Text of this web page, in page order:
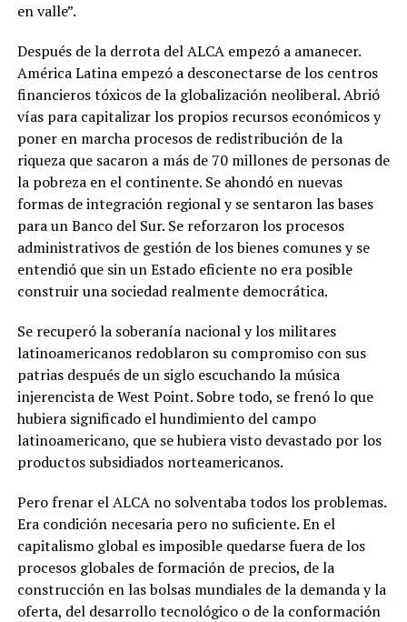
en valle”.
Después de la derrota del ALCA empezó a amanecer.
América Latina empezó a desconectarse de los centros
financieros tóxicos de la globalización neoliberal. Abrió
vías para capitalizar los propios recursos económicos y
poner en marcha procesos de redistribución de la
riqueza que sacaron a más de 70 millones de personas de
la pobreza en el continente. Se ahondó en nuevas
formas de integración regional y se sentaron las bases
para un Banco del Sur. Se reforzaron los procesos
administrativos de gestión de los bienes comunes y se
entendió que sin un Estado eficiente no era posible
construir una sociedad realmente democrática.
Se recuperó la soberanía nacional y los militares
latinoamericanos redoblaron su compromiso con sus
patrias después de un siglo escuchando la música
injerencista de West Point. Sobre todo, se frenó lo que
hubiera significado el hundimiento del campo
latinoamericano, que se hubiera visto devastado por los
productos subsidiados norteamericanos.
Pero frenar el ALCA no solventaba todos los problemas.
Era condición necesaria pero no suficiente. En el
capitalismo global es imposible quedarse fuera de los
procesos globales de formación de precios, de la
construcción en las bolsas mundiales de la demanda y la
oferta, del desarrollo tecnológico o de la conformación